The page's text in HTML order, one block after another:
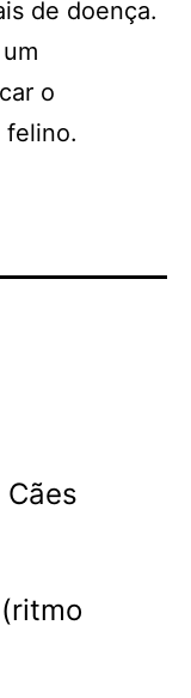
de doença.
o
felino.